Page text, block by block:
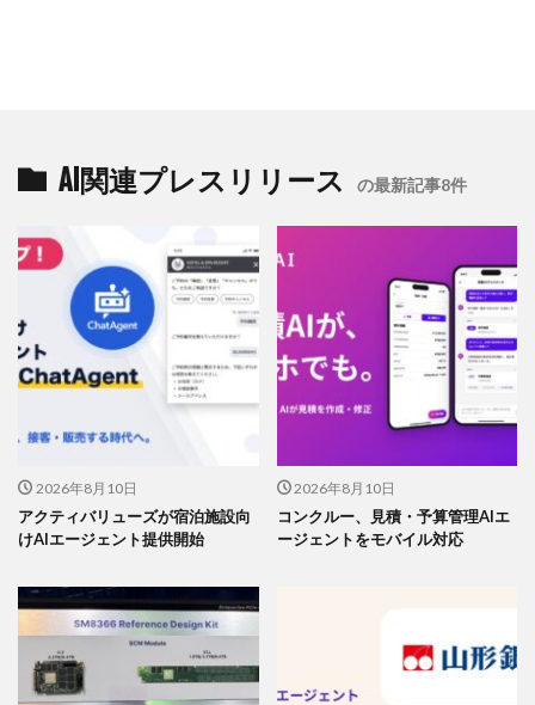
AI関連プレスリリース の最新記事8件
2026年8月10日
アクティバリューズが宿泊施設向
けAIエージェント提供開始
2026年8月10日
コンクルー、見積・予算管理AIエ
ージェントをモバイル対応